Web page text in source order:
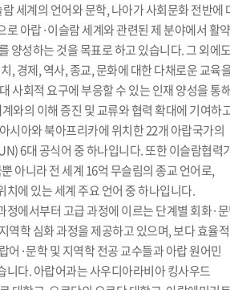
세계의 언어와 문학, 나아가 사회문화 전반에
로 아랍·이슬람 세계와 관련된 제 분야에서 활
양성하는 것을 목표로 하고 있습니다. 그 외에
, 경제, 역사, 종교, 문화에 대한 다채로운 교육
사회적 요구에 부응할 수 있는 인재 양성을 통
와의 이해 증진 및 교류와 협력 확대에 기여하
시아와 북아프리카에 위치한 22개 아랍국가의
6대 공식어 중 하나입니다. 또한 이슬람협력
아니라 전 세계 16억 무슬림의 종교 언어로,
치에 있는 세계 주요 언어 중 하나입니다.
정에서부터 고급 과정에 이르는 단계별 회화·
역학 심화 과정을 제공하고 있으며, 보다 효율
어·문학 및 지역학 전공 교수들과 아랍 원어민
니다. 아랍어과는 사우디아라비아 킹사우드